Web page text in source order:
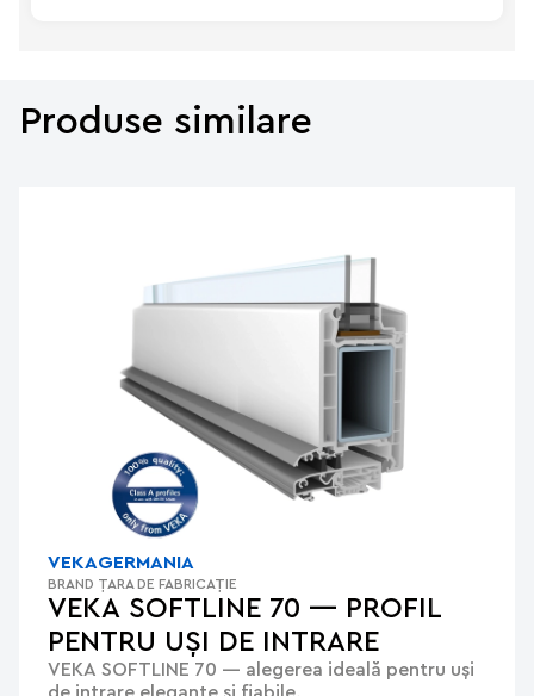
Produse similare
VEKA SOFTLINE 70 — PROFIL
PENTRU UȘI DE INTRARE
VEKA SOFTLINE 70 — alegerea ideală pentru uși
VEKA
BRAND
GERMANIA
ȚARA DE FABRICAȚIE